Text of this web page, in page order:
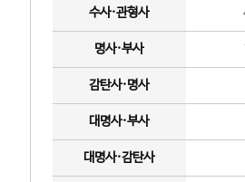
수사·관형사
명사·부사
감탄사·명사
대명사·부사
대명사·감탄사